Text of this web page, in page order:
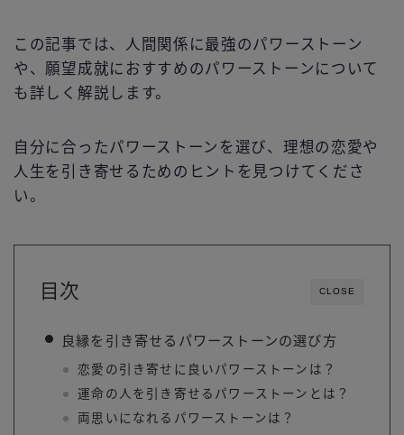
この記事では、人間関係に最強のパワーストーン
や、願望成就におすすめのパワーストーンについて
も詳しく解説します。
自分に合ったパワーストーンを選び、理想の恋愛や
人生を引き寄せるためのヒントを見つけてくださ
い。
CLOSE
目次
良縁を引き寄せるパワーストーンの選び方
恋愛の引き寄せに良いパワーストーンは？
運命の人を引き寄せるパワーストーンとは？
両思いになれるパワーストーンは？